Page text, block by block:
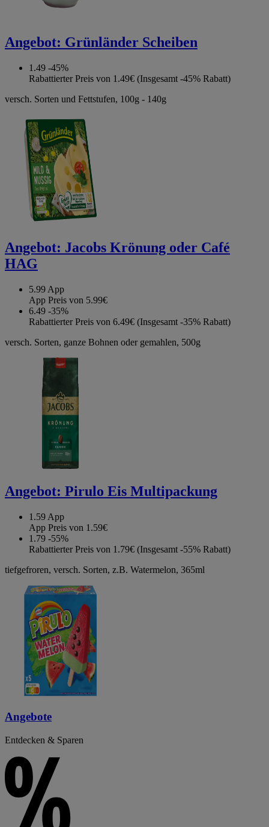
Angebot: Grünländer Scheiben
1.49 -45%
Rabattierter Preis von 1.49€ (Insgesamt -45% Rabatt)
versch. Sorten und Fettstufen, 100g - 140g
Angebot: Jacobs Krönung oder Café
HAG
5.99 App
App Preis von 5.99€
6.49 -35%
Rabattierter Preis von 6.49€ (Insgesamt -35% Rabatt)
versch. Sorten, ganze Bohnen oder gemahlen, 500g
Angebot: Pirulo Eis Multipackung
1.59 App
App Preis von 1.59€
1.79 -55%
Rabattierter Preis von 1.79€ (Insgesamt -55% Rabatt)
tiefgefroren, versch. Sorten, z.B. Watermelon, 365ml
Angebote
Entdecken & Sparen